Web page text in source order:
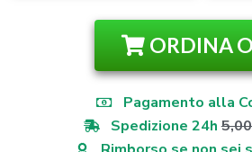
ORDINA
Pagamento alla
Spedizione 24h